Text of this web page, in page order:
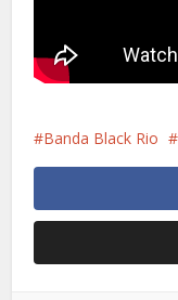
Banda Black Rio